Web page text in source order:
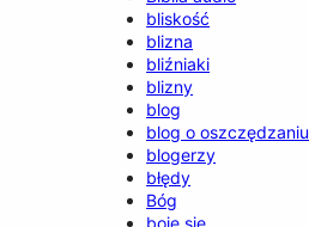
bliskość
blizna
bliźniaki
blizny
blog
blog o oszczędzaniu
blogerzy
błędy
Bóg